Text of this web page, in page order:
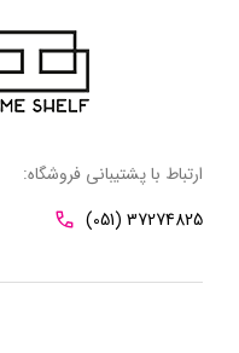
ارتباط با پشتیبانی فروشگاه:
(051) 37274825